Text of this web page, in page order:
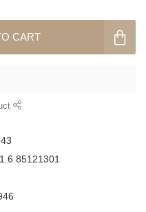
CART
6 85121301